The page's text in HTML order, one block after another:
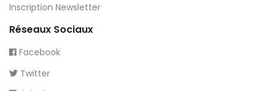
Inscription Newsletter
Réseaux Sociaux
Facebook
Twitter